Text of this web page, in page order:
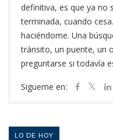
definitiva, es que ya no
terminada, cuando
haciéndome. Una
tránsito, un puente, un
preguntarse si todavía
Sigueme en:
LO DE HOY